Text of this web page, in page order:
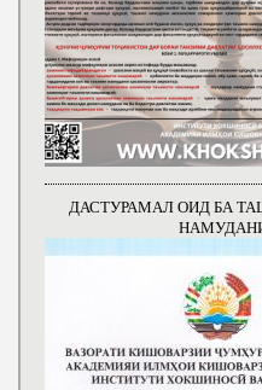
ДАСТУРАМАЛ ОИД БА